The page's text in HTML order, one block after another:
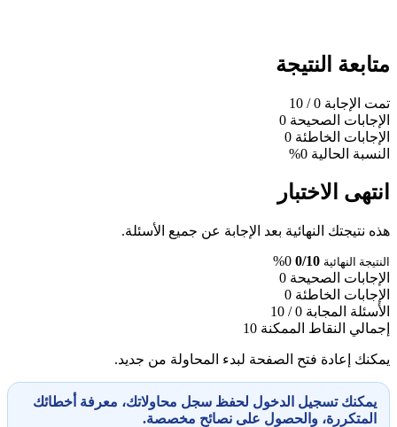
متابعة النتيجة
تمت الإجابة 0
/ 10
الإجابات الصحيحة 0
الإجابات الخاطئة 0
النسبة الحالية 0%
انتهى الاختبار
هذه نتيجتك النهائية بعد الإجابة عن جميع الأسئلة.
النتيجة النهائية 0/10
0%
الإجابات الصحيحة 0
الإجابات الخاطئة 0
الأسئلة المجابة 0 / 10
إجمالي النقاط الممكنة 10
يمكنك إعادة فتح الصفحة لبدء المحاولة من جديد.
يمكنك تسجيل الدخول لحفظ سجل محاولاتك، معرفة أخطائك
المتكررة، والحصول على نصائح مخصصة.